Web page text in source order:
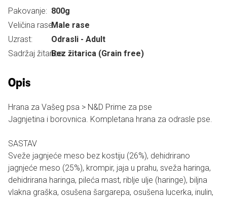
Pakovanje: 800g
Veličina rase:Male rase
Uzrast:
Odrasli - Adult
Sadržaj žitarica:Bez žitarica (Grain free)
Opis
Hrana za Vašeg psa > N&D Prime za pse
Jagnjetina i borovnica. Kompletana hrana za odrasle pse.
SASTAV
Sveže jagnjeće meso bez kostiju (26%), dehidrirano
jagnjeće meso (25%), krompir, jaja u prahu, sveža haringa,
dehidrirana haringa, pileća mast, riblje ulje (haringe), biljna
vlakna graška, osušena šargarepa, osušena lucerka, inulin,